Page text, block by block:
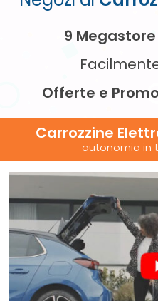
9 Megastore
Offerte e
Carrozzine
autonomia in